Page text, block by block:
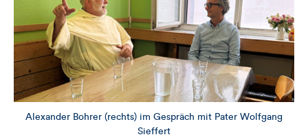
Alexander Bohrer (rechts) im Gespräch mit Pater Wolfgang
Sieffert